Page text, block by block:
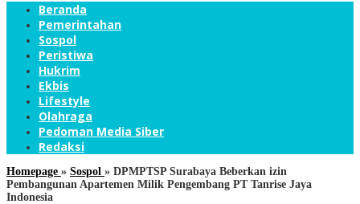
Beranda
Pemerintahan
Sospol
Peristiwa
Hukrim
Ekbis
Lifestyle
Olahraga
Pedoman Media Siber
Redaksi
Homepage » Sospol » DPMPTSP Surabaya Beberkan izin
Pembangunan Apartemen Milik Pengembang PT Tanrise Jaya
Indonesia